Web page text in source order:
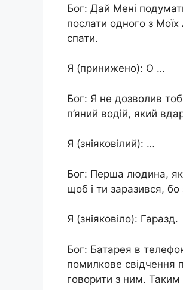
Бог: Дай Мені
послати одного з
спати.
Я (принижено): O …
Бог: Я не дозволив
п’яний водій, який
Я (зніяковілий): …
Бог: Перша людина,
щоб і ти заразився,
Я (зніяковіло): Гаразд.
Бог: Батарея в
помилкове свідчення
говорити з ним.